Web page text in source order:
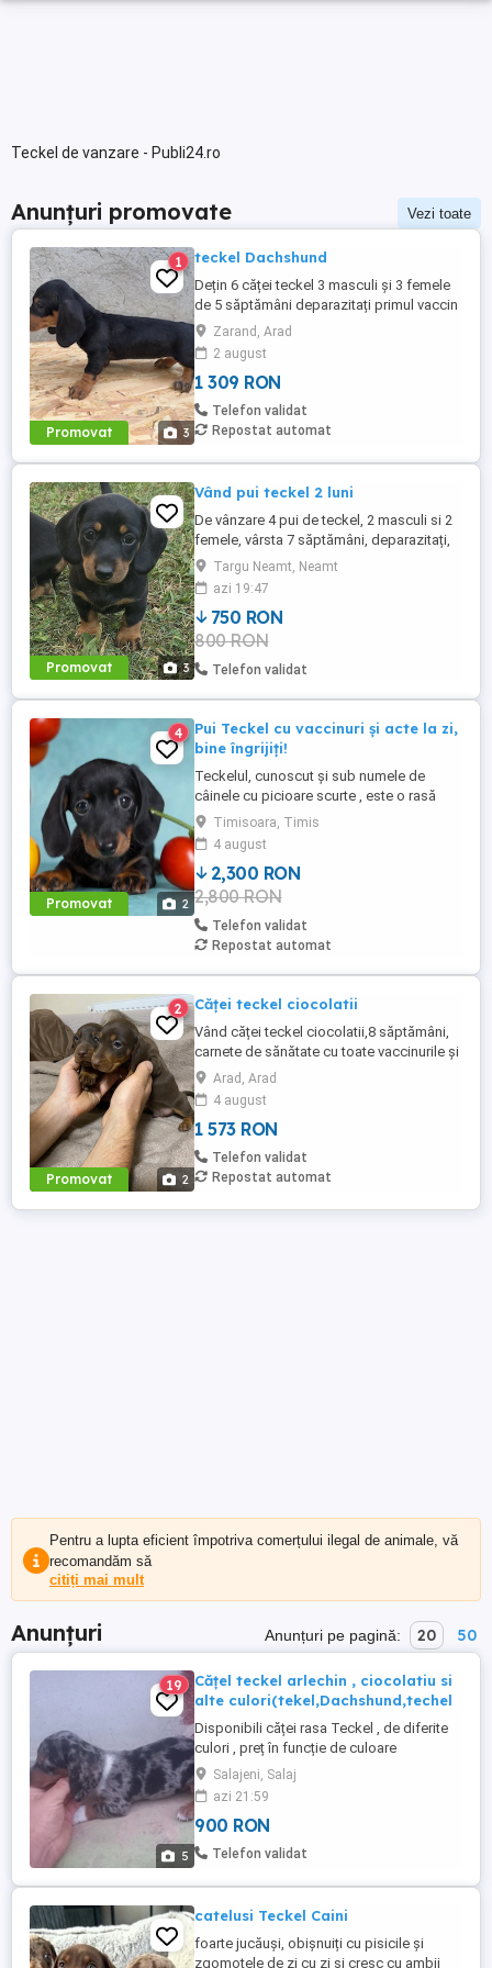
Teckel de vanzare - Publi24.ro
Anunțuri promovate Vezi toate
Promovat 3
1 teckel Dachshund
Dețin 6 căței teckel 3 masculi și 3 femele
de 5 săptămâni deparazitați primul vaccin
și carnet de sănătate Dețin Ambi părinți cu
pedigree !!
Zarand, Arad
2 august
1 309 RON
Telefon validat
Repostat automat
Promovat 3
Vând pui teckel 2 luni
De vânzare 4 pui de teckel, 2 masculi si 2
femele, vârsta 7 săptămâni, deparazitați,
vaccinați, cu carnet de sănătate.
Targu Neamt, Neamt
azi 19:47
750 RON
800 RON
Telefon validat
Promovat 2
4
Pui Teckel cu vaccinuri și acte la zi,
bine îngrijiți!
Teckelul, cunoscut și sub numele de
câinele cu picioare scurte , este o rasă
plină de personalitate, îndrăgită pentru
curajul, inteligența și atașamentul său față
de familie. Acești câini sunt extrem de
versatili: deși de talie mică, au un spirit
jucăuș și curajos, fiind totodată
companioni minunați ...
Timisoara, Timis
4 august
2,300 RON
2,800 RON
Telefon validat
Repostat automat
Promovat 2
2 Căței teckel ciocolatii
Vând căței teckel ciocolatii,8 săptămâni,
carnete de sănătate cu toate vaccinurile și
deparazitarile la zi, ambii părinți se pot
vedea.
Arad, Arad
4 august
1 573 RON
Telefon validat
Repostat automat
Pentru a lupta eficient împotriva comerțului ilegal de animale, vă
recomandăm să
citiți mai mult
Anunțuri Anunțuri pe pagină: 20 50
5
19
Cățel teckel arlechin , ciocolatiu si
alte culori(tekel,Dachshund,techel
Disponibili căței rasa Teckel , de diferite
culori , preț în funcție de culoare
Disponibili atât băieței cat și fetițe Pt mai
multe detalii scrieți mesaj va rog
Salajeni, Salaj
azi 21:59
900 RON
Telefon validat
catelusi Teckel Caini
foarte jucăuși, obișnuiți cu pisicile și
zgomotele de zi cu zi și cresc cu ambii